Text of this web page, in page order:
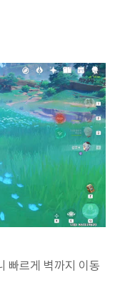
빠르게 벽까지 이동